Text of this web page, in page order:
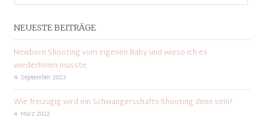
NEUESTE BEITRÄGE
Newborn Shooting vom eigenen Baby und wieso ich es
wiederholen musste
4. September 2023
Wie freizügig wird ein Schwangerschafts-Shooting denn sein?
4. März 2022